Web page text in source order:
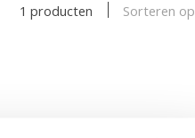
1 producten Sorteren op